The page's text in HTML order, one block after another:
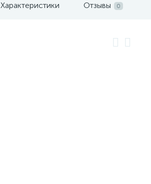
Характеристики Отзывы 0